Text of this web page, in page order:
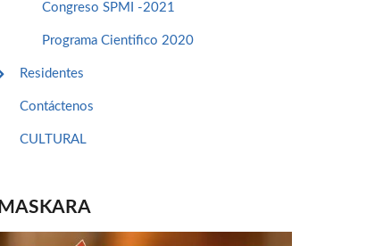
Congreso SPMI -2021
Programa Cientifico 2020
Residentes
Contáctenos
CULTURAL
MASKARA